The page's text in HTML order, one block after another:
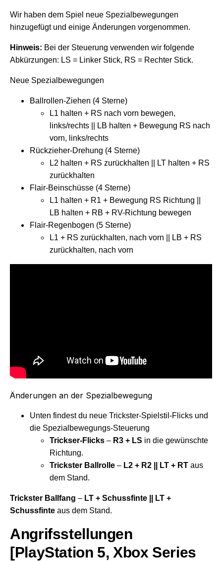
Wir haben dem Spiel neue Spezialbewegungen
hinzugefügt und einige Änderungen vorgenommen.
Hinweis: Bei der Steuerung verwenden wir folgende
Abkürzungen: LS = Linker Stick, RS = Rechter Stick.
Neue Spezialbewegungen
Ballrollen-Ziehen (4 Sterne)
L1 halten + RS nach vorn bewegen,
links/rechts || LB halten + Bewegung RS nach
vorn, links/rechts
Rückzieher-Drehung (4 Sterne)
L2 halten + RS zurückhalten || LT halten + RS
zurückhalten
Flair-Beinschüsse (4 Sterne)
L1 halten + R1 + Bewegung RS Richtung ||
LB halten + RB + RV-Richtung bewegen
Flair-Regenbogen (5 Sterne)
L1 + RS zurückhalten, nach vorn || LB + RS
zurückhalten, nach vorn
Änderungen an der Spezialbewegung
Unten findest du neue Trickster-Spielstil-Flicks und
die Spezialbewegungs-Steuerung
Trickser-Flicks – R3 + LS in die gewünschte
Richtung.
Trickster Ballrolle – L2 + R2 || LT + RT aus
dem Stand.
Trickster Ballfang – LT + Schussfinte || LT +
Schussfinte aus dem Stand.
Angrifsstellungen
[PlayStation 5, Xbox Series